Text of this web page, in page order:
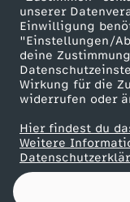
unserer
Einwilligung
"Einstellungen/
deine
Wirkung für die
widerrufen oder
Hier findest du
Weitere
i
f
f
t
S
Mainzelmännchen
Partner